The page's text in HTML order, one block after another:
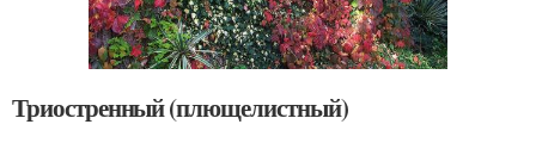
Триостренный (плющелистный)